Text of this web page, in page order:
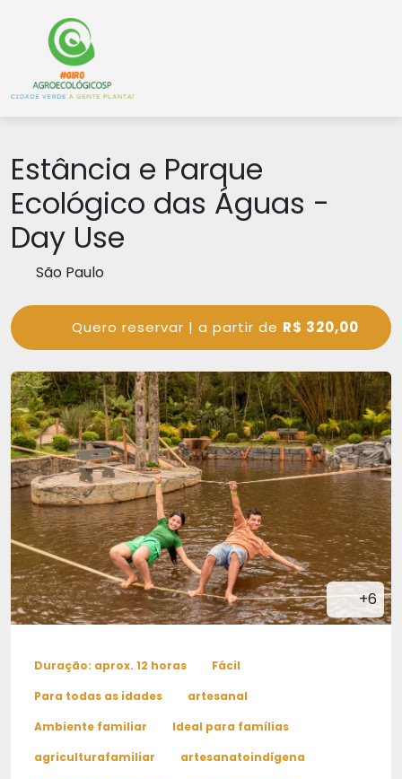
Estância e Parque
Ecológico das Águas -
Day Use
São Paulo
Quero reservar | a partir de R$ 320,00
+6
Duração: aprox. 12 horas
Fácil
Para todas as idades
artesanal
Ambiente familiar
Ideal para famílias
agriculturafamiliar
artesanatoindígena